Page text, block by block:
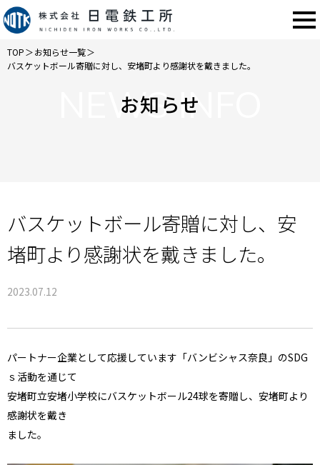
TOP＞お知らせ一覧＞
バスケットボール寄贈に対し、安堵町より感謝状を戴きました。
NEWS INFO
お知らせ
バスケットボール寄贈に対し、安
堵町より感謝状を戴きました。
2023.07.12
パートナー企業として応援しています「バンビシャス奈良」のSDG
ｓ活動を通じて
安堵町立安堵小学校にバスケットボール24球を寄贈し、安堵町より
感謝状を戴き
ました。